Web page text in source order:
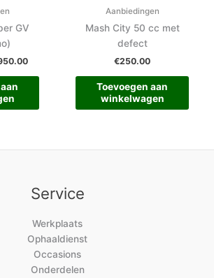
GV
Aanbiedingen
Mash City 50 cc met
defect
€250.00
Toevoegen aan
winkelwagen
Service
Werkplaats
Ophaaldienst
Occasions
Onderdelen